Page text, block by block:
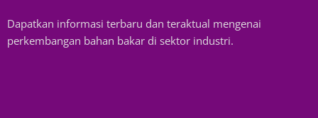
Dapatkan informasi terbaru dan teraktual mengenai
perkembangan bahan bakar di sektor industri.